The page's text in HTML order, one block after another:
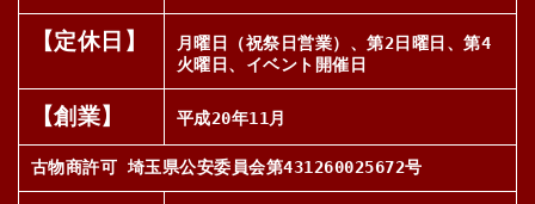
【定休日】
月曜日（祝祭日営業）、第2日曜日、第4
火曜日、イベント開催日
【創業】 平成20年11月
古物商許可 埼玉県公安委員会第431260025672号